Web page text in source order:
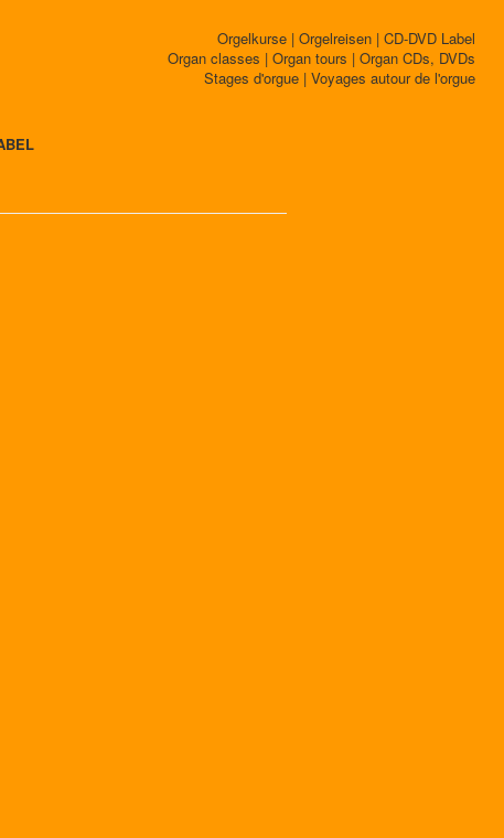
Orgelkurse | Orgelreisen | CD-DVD Label
Organ classes | Organ tours | Organ CDs, DVDs
Stages d'orgue | Voyages autour de l'orgue